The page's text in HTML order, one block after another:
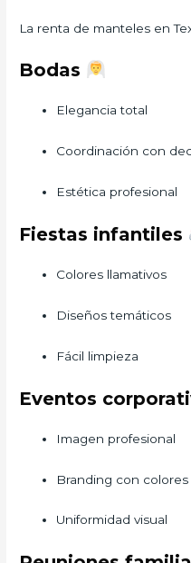
La renta de manteles en
Bodas
Elegancia total
Coordinación con
Estética profesional
Fiestas infantiles
Colores llamativos
Diseños temáticos
Fácil limpieza
Eventos
Imagen profesional
Branding con colores
Uniformidad visual